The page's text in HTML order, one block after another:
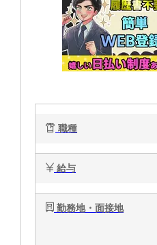
職種
給与
勤務地・面接地